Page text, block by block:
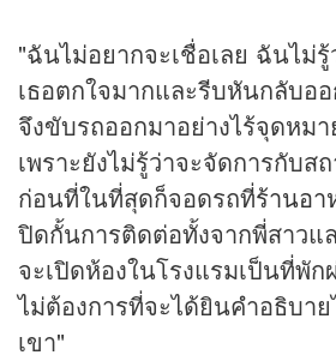
"ฉันไม่อยากจะเชื่อเลย ฉันไม่รู้
เธอตกใจมากและรีบหันกลับอ
จึงขับรถออกมาอย่างไร้จุดหม
เพราะยังไม่รู้ว่าจะจัดการกับส
ก่อนที่ในที่สุดก็จอดรถที่ร้านอา
ปิดกั้นการติดต่อทั้งจากพี่สาวแ
จะเปิดห้องในโรงแรมเป็นที่พั
ไม่ต้องการที่จะได้ยินคำอธิบา
เขา"